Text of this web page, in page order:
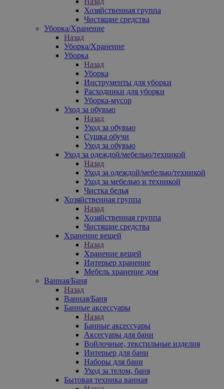
Хозяйственная группа
Чистящие средства
Уборка/Хранение
Назад
Уборка/Хранение
Уборка
Назад
Уборка
Инструменты для уборки
Расходники для уборки
Уборка-мусор
Уход за обувью
Назад
Уход за обувью
Сушка обучи
Уход за обувью
Уход за одеждой/мебелью/техникой
Назад
Уход за одеждой/мебелью/техникой
Уход за мебелью и техникой
Чистка белья
Хозяйственная группа
Назад
Хозяйственная группа
Чистящие средства
Хранение вещей
Назад
Хранение вещей
Интерьер хранение
Мебель хранение дом
Ванная/Баня
Назад
Ванная/Баня
Банные аксессуары
Назад
Банные аксессуары
Аксесуары для бани
Войлочные, текстильные изделия
Интерьер для бани
Наборы для бани
Уход за телом, баня
Бытовая техника ванная